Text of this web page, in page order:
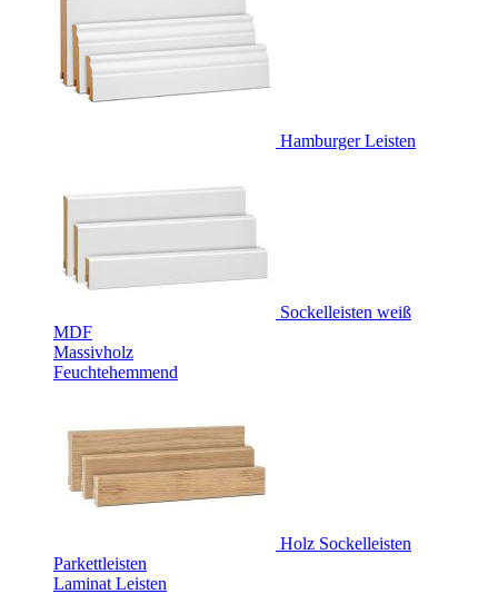
Hamburger Leisten
Sockelleisten weiß
MDF
Massivholz
Feuchtehemmend
Holz Sockelleisten
Parkettleisten
Laminat Leisten